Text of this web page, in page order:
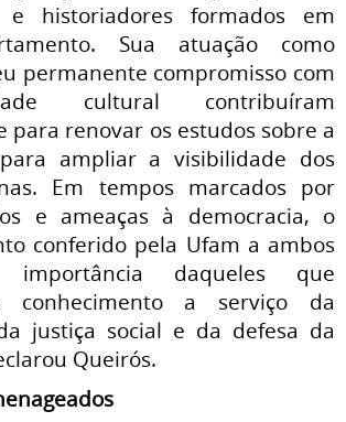
e historiadores formados em
Sua atuação como
permanente compromisso com
cultural contribuíram
para renovar os estudos sobre a
ampliar a visibilidade dos
Em tempos marcados por
e ameaças à democracia, o
conferido pela Ufam a ambos
daqueles que
conhecimento a serviço da
justiça social e da defesa da
Queirós.